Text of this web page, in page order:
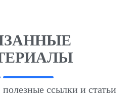
ссылки и статьи